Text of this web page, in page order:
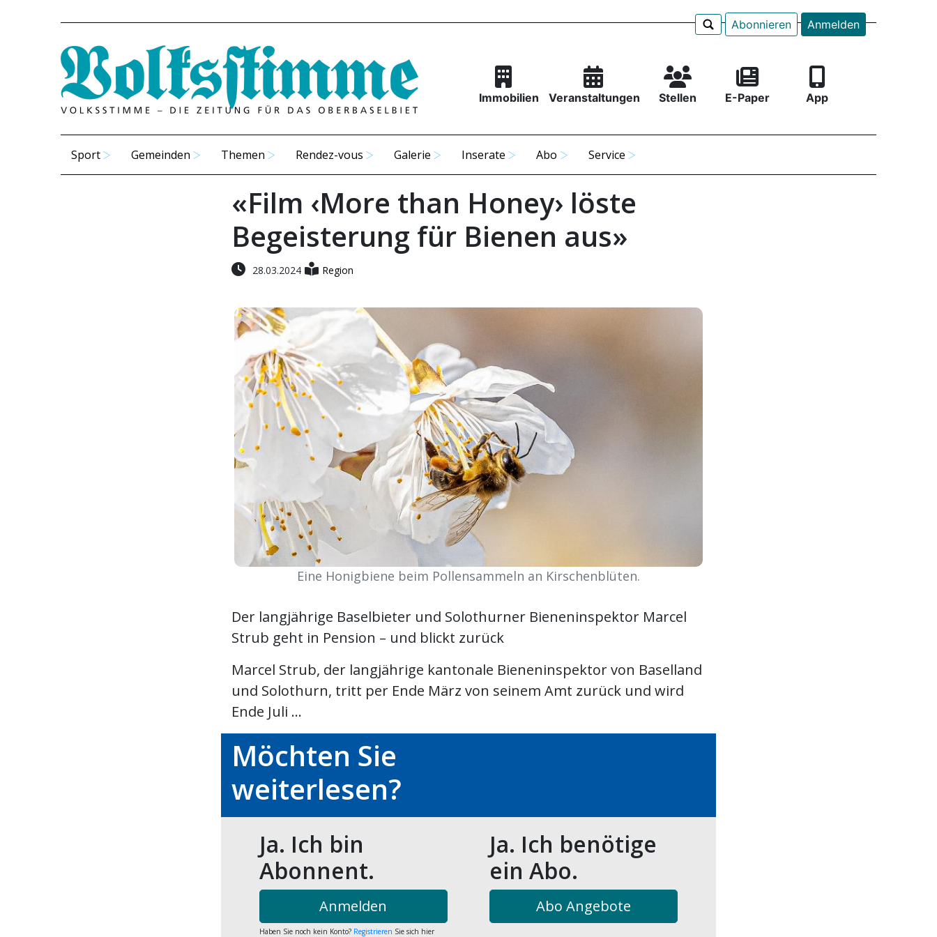
Abonnieren Anmelden
Immobilien Veranstaltungen Stellen E-Paper App
Sport Gemeinden Themen Rendez-vous Galerie Inserate Abo Service
«Film ‹More than Honey› löste
Begeisterung für Bienen aus»
28.03.2024 Region
Eine Honigbiene beim Pollensammeln an Kirschenblüten.
Der langjährige Baselbieter und Solothurner Bieneninspektor Marcel
Strub geht in Pension – und blickt zurück
Marcel Strub, der langjährige kantonale Bieneninspektor von Baselland
und Solothurn, tritt per Ende März von seinem Amt zurück und wird
Ende Juli ...
Möchten Sie
weiterlesen?
Ja. Ich bin
Abonnent.
Anmelden
Haben Sie noch kein Konto?Registrieren Sie sich hier
Ja. Ich benötige
ein Abo.
Abo Angebote